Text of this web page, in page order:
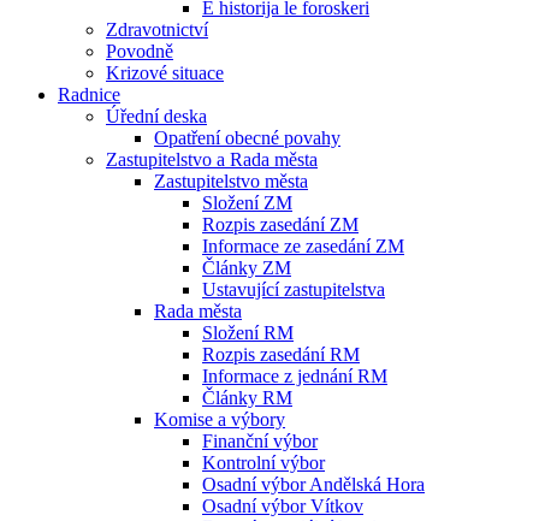
E historija le foroskeri
Zdravotnictví
Povodně
Krizové situace
Radnice
Úřední deska
Opatření obecné povahy
Zastupitelstvo a Rada města
Zastupitelstvo města
Složení ZM
Rozpis zasedání ZM
Informace ze zasedání ZM
Články ZM
Ustavující zastupitelstva
Rada města
Složení RM
Rozpis zasedání RM
Informace z jednání RM
Články RM
Komise a výbory
Finanční výbor
Kontrolní výbor
Osadní výbor Andělská Hora
Osadní výbor Vítkov